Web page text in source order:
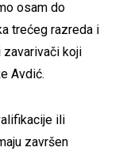
osam do
trećeg razreda i
koji
Avdić.
ili
završen